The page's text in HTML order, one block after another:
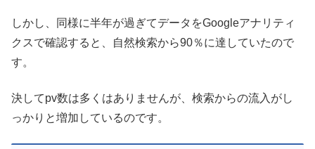
しかし、同様に半年が過ぎてデータをGoogleアナリティ
クスで確認すると、自然検索から90％に達していたので
す。
決してpv数は多くはありませんが、検索からの流入がし
っかりと増加しているのです。